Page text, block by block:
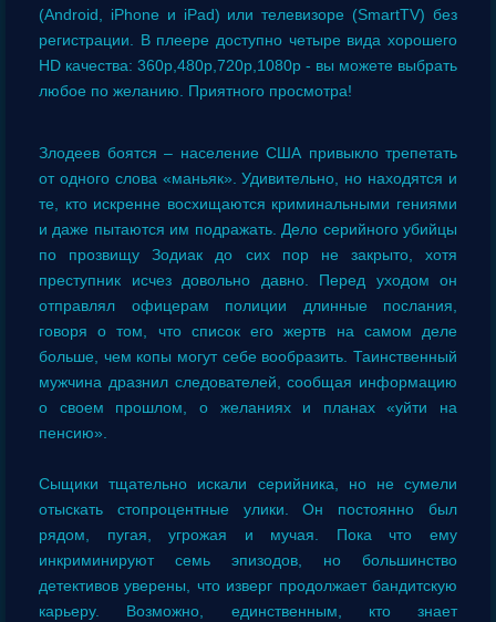
(Android, iPhone и iPad) или телевизоре (SmartTV) без
регистрации. В плеере доступно четыре вида хорошего
HD качества: 360p,480p,720p,1080p - вы можете выбрать
любое по желанию. Приятного просмотра!
Злодеев боятся – население США привыкло трепетать
от одного слова «маньяк». Удивительно, но находятся и
те, кто искренне восхищаются криминальными гениями
и даже пытаются им подражать. Дело серийного убийцы
по прозвищу Зодиак до сих пор не закрыто, хотя
преступник исчез довольно давно. Перед уходом он
отправлял офицерам полиции длинные послания,
говоря о том, что список его жертв на самом деле
больше, чем копы могут себе вообразить. Таинственный
мужчина дразнил следователей, сообщая информацию
о своем прошлом, о желаниях и планах «уйти на
пенсию».
Сыщики тщательно искали серийника, но не сумели
отыскать стопроцентные улики. Он постоянно был
рядом, пугая, угрожая и мучая. Пока что ему
инкриминируют семь эпизодов, но большинство
детективов уверены, что изверг продолжает бандитскую
карьеру. Возможно, единственным, кто знает